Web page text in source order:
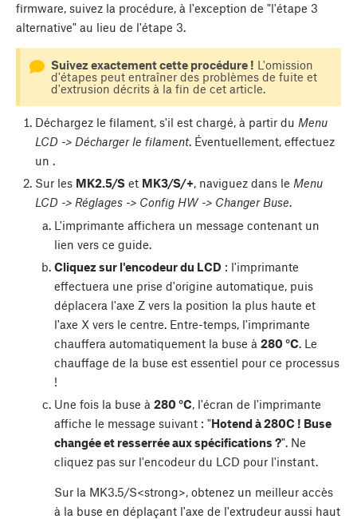
firmware, suivez la procédure, à l'exception de "l'étape 3
alternative" au lieu de l'étape 3.
Suivez exactement cette procédure ! L'omission
d'étapes peut entraîner des problèmes de fuite et
d'extrusion décrits à la fin de cet article.
Déchargez le filament, s'il est chargé, à partir du Menu
LCD -> Décharger le filament. Éventuellement, effectuez
un .
Sur les MK2.5/Set MK3/S/+, naviguez dans le Menu
LCD -> Réglages -> Config HW -> Changer Buse.
L'imprimante affichera un message contenant un
lien vers ce guide.
Cliquez sur l'encodeur du LCD : l'imprimante
effectuera une prise d'origine automatique, puis
déplacera l'axe Z vers la position la plus haute et
l'axe X vers le centre. Entre-temps, l'imprimante
chauffera automatiquement la buse à 280 °C. Le
chauffage de la buse est essentiel pour ce processus
!
Une fois la buse à 280 °C, l'écran de l'imprimante
affiche le message suivant : "Hotend à 280C ! Buse
changée et resserrée aux spécifications ?". Ne
cliquez pas sur l'encodeur du LCD pour l'instant.
Sur la MK3.5/S<strong>, obtenez un meilleur accès
à la buse en déplaçant l'axe de l'extrudeur aussi haut